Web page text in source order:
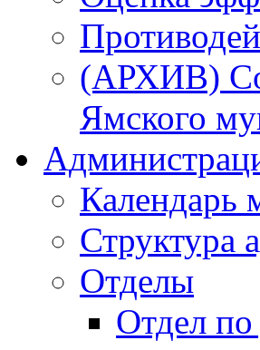
(АРХИВ)
Ямского
Календарь
Структура
Отделы
Отдел